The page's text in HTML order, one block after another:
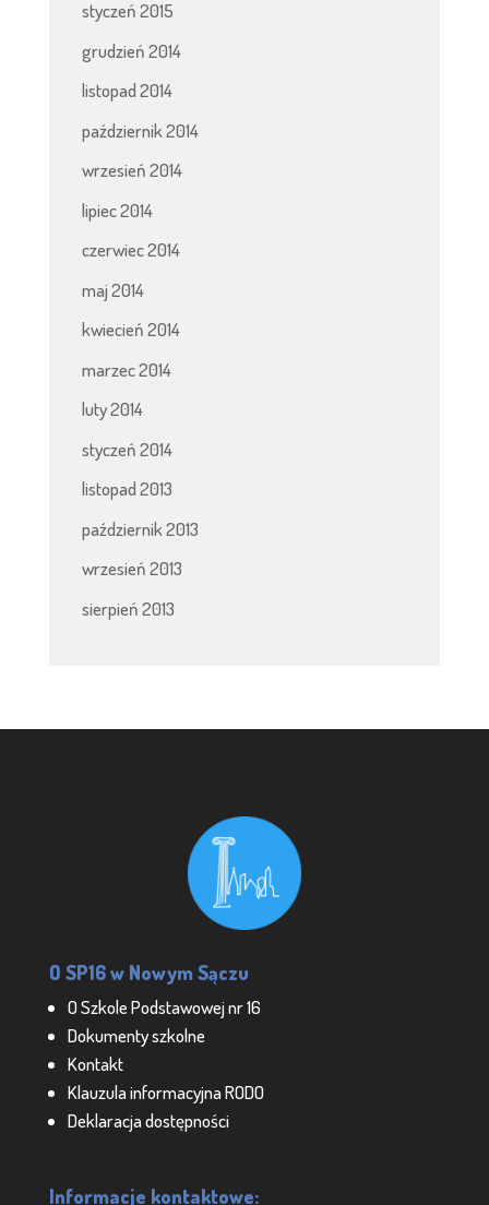
styczeń 2015
grudzień 2014
listopad 2014
październik 2014
wrzesień 2014
lipiec 2014
czerwiec 2014
maj 2014
kwiecień 2014
marzec 2014
luty 2014
styczeń 2014
listopad 2013
październik 2013
wrzesień 2013
sierpień 2013
O SP16 w Nowym Sączu
O Szkole Podstawowej nr 16
Dokumenty szkolne
Kontakt
Klauzula informacyjna RODO
Deklaracja dostępności
Informacje kontaktowe: